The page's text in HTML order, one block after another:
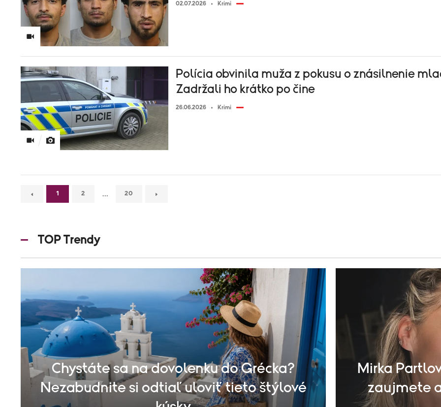
02.07.2026 Krimi
Polícia obvinila muža z pokusu o znásilnenie
Zadržali ho krátko po čine
26.06.2026 Krimi
1 2 … 20
TOP Trendy
Chystáte sa na dovolenku do Grécka?
Nezabudnite si odtiaľ uloviť tieto štýlové
Mirka
zaujmete